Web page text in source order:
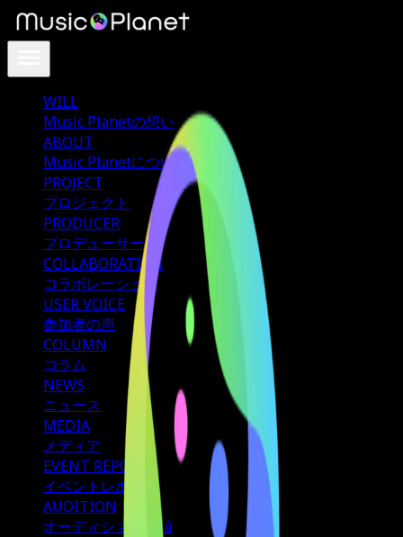
WILL
Music Planetの想い
ABOUT
Music Planetについて
PROJECT
プロジェクト
PRODUCER
プロデューサー
COLLABORATION
コラボレーション
USER VOICE
参加者の声
COLUMN
コラム
NEWS
ニュース
MEDIA
メディア
EVENT REPORT
イベントレポート
AUDITION
オーディション要項